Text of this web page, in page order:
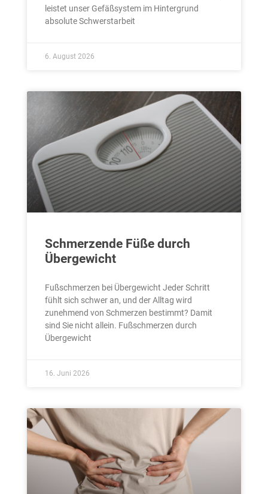
leistet unser Gefäßsystem im Hintergrund
absolute Schwerstarbeit
6. August 2026
Schmerzende Füße durch
Übergewicht
Fußschmerzen bei Übergewicht Jeder Schritt
fühlt sich schwer an, und der Alltag wird
zunehmend von Schmerzen bestimmt? Damit
sind Sie nicht allein. Fußschmerzen durch
Übergewicht
16. Juni 2026